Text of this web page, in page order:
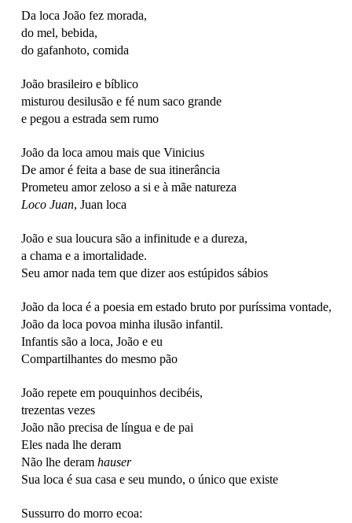
Da loca João fez morada,
do mel, bebida,
do gafanhoto, comida
João brasileiro e bíblico
misturou desilusão e fé num saco grande
e pegou a estrada sem rumo
João da loca amou mais que Vinicius
De amor é feita a base de sua itinerância
Prometeu amor zeloso a si e à mãe natureza
Loco Juan, Juan loca
João e sua loucura são a infinitude e a dureza,
a chama e a imortalidade.
Seu amor nada tem que dizer aos estúpidos sábios
João da loca é a poesia em estado bruto por puríssima vontade,
João da loca povoa minha ilusão infantil.
Infantis são a loca, João e eu
Compartilhantes do mesmo pão
João repete em pouquinhos decibéis,
trezentas vezes
João não precisa de língua e de pai
Eles nada lhe deram
Não lhe deram hauser
Sua loca é sua casa e seu mundo, o único que existe
Sussurro do morro ecoa: